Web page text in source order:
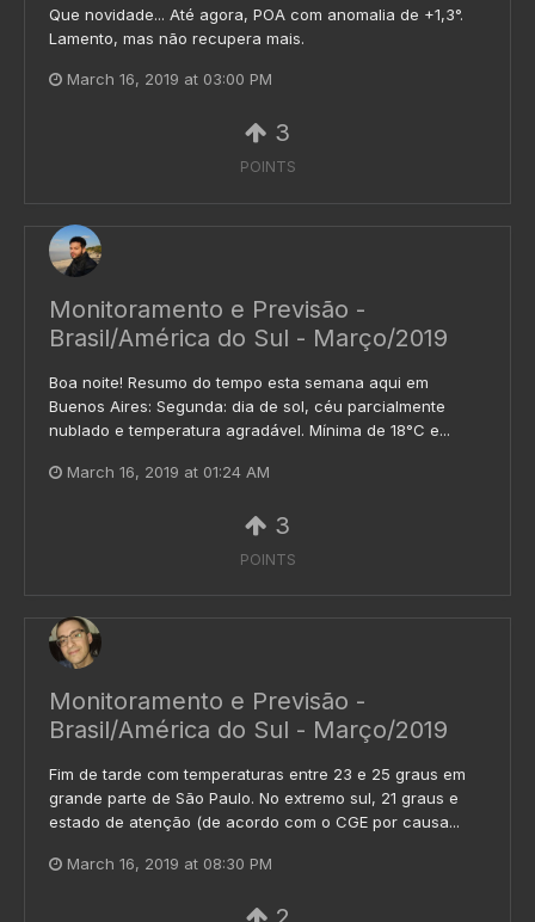
Que novidade... Até agora, POA com anomalia de +1,3°.
Lamento, mas não recupera mais.
March 16, 2019 at 03:00 PM
3
POINTS
Monitoramento e Previsão -
Brasil/América do Sul - Março/2019
Boa noite! Resumo do tempo esta semana aqui em
Buenos Aires: Segunda: dia de sol, céu parcialmente
nublado e temperatura agradável. Mínima de 18°C e...
March 16, 2019 at 01:24 AM
3
POINTS
Monitoramento e Previsão -
Brasil/América do Sul - Março/2019
Fim de tarde com temperaturas entre 23 e 25 graus em
grande parte de São Paulo. No extremo sul, 21 graus e
estado de atenção (de acordo com o CGE por causa...
March 16, 2019 at 08:30 PM